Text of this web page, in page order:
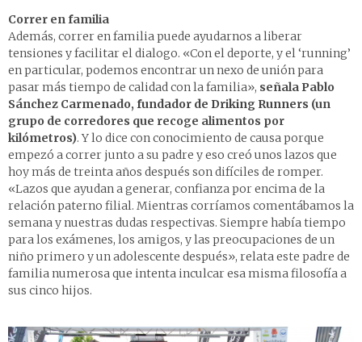
Correr en familia
Además, correr en familia puede ayudarnos a liberar
tensiones y facilitar el dialogo. «Con el deporte, y el ‘running’
en particular, podemos encontrar un nexo de unión para
pasar más tiempo de calidad con la familia», señala Pablo
Sánchez Carmenado, fundador de Driking Runners (un
grupo de corredores que recoge alimentos por
kilómetros). Y lo dice con conocimiento de causa porque
empezó a correr junto a su padre y eso creó unos lazos que
hoy más de treinta años después son difíciles de romper.
«Lazos que ayudan a generar, confianza por encima de la
relación paterno filial. Mientras corríamos comentábamos la
semana y nuestras dudas respectivas. Siempre había tiempo
para los exámenes, los amigos, y las preocupaciones de un
niño primero y un adolescente después», relata este padre de
familia numerosa que intenta inculcar esa misma filosofía a
sus cinco hijos.